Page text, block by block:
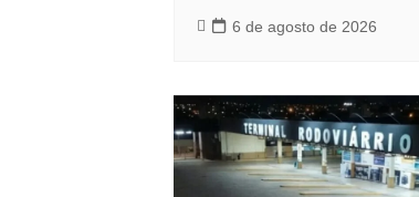
6 de agosto de 2026